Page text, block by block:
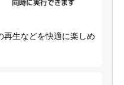
再生などを快適に楽しめ